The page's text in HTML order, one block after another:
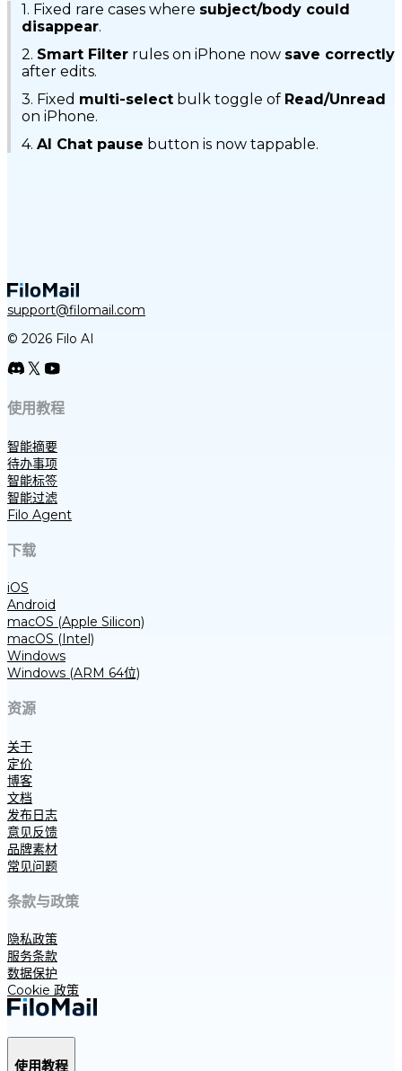
1. Fixed rare cases where subject/body could
disappear.
2. Smart Filter rules on iPhone now save correctly
after edits.
3. Fixed multi-select bulk toggle of Read/Unread
on iPhone.
4. AI Chat pause button is now tappable.
support@filomail.com
© 2026 Filo AI
使用教程
智能摘要
待办事项
智能标签
智能过滤
Filo Agent
下载
iOS
Android
macOS (Apple Silicon)
macOS (Intel)
Windows
Windows (ARM 64位)
资源
关于
定价
博客
文档
发布日志
意见反馈
品牌素材
常见问题
条款与政策
隐私政策
服务条款
数据保护
Cookie 政策
使用教程